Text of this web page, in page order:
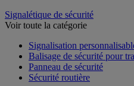
Signalétique de sécurité
Voir toute la catégorie
Signalisation
Balisage de sécurité pour
Panneau de sécurité
Sécurité routière